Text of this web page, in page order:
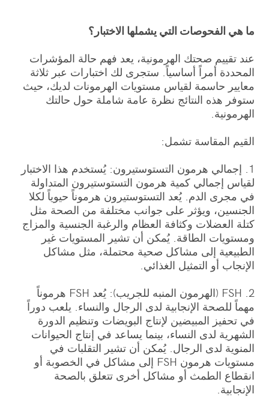
ما هي الفحوصات التي يشملها الاختبار؟
عند تقييم صحتك الهرمونية، يعد فهم حالة المؤشرات
المحددة أمراً أساسياً. ستجرى لك اختبارات عبر ثلاثة
معايير حاسمة لقياس مستويات الهرمونات لديك، حيث
ستوفر هذه النتائج نظرة عامة شاملة حول حالتك
الهرمونية.
القيم المقاسة تشمل:
1. إجمالي هرمون التستوستيرون: يُستخدم هذا الاختبار
لقياس إجمالي كمية هرمون التستوستيرون المتداولة
في مجرى الدم. يُعد التستوستيرون هرموناً حيوياً لكلا
الجنسين، ويؤثر على جوانب مختلفة من الصحة مثل
كتلة العضلات وكثافة العظام والرغبة الجنسية والمزاج
ومستويات الطاقة. يُمكن أن تشير المستويات غير
الطبيعية إلى مشاكل صحية محتملة، مثل مشاكل
الإنجاب أو التمثيل الغذائي.
2. FSH (الهرمون المنبه للجريب): يُعد FSH هرموناً
مهماً للصحة الإنجابية لدى الرجال والنساء. يلعب دوراً
في تحفيز المبيضين لإنتاج البويضات وتنظيم الدورة
الشهرية لدى النساء، بينما يساعد في إنتاج الحيوانات
المنوية لدى الرجال. يُمكن أن تشير التقلبات في
مستويات هرمون FSH إلى مشاكل في الخصوبة أو
انقطاع الطمث أو مشاكل أخرى تتعلق بالصحة
الإنجابية.